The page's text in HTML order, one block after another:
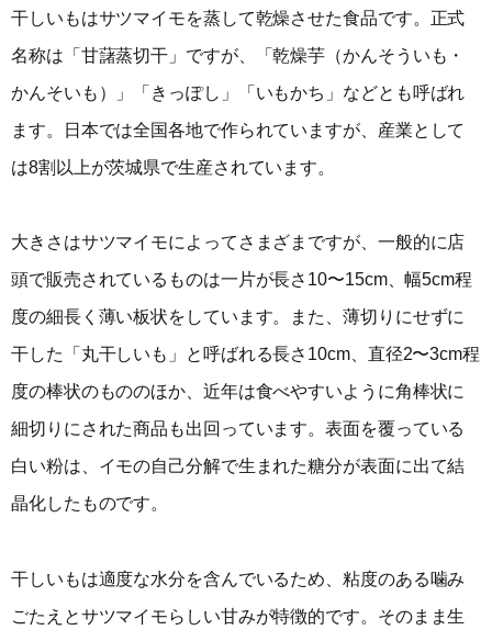
干しいもはサツマイモを蒸して乾燥させた食品です。正式
名称は「甘藷蒸切干」ですが、「乾燥芋（かんそういも・
かんそいも）」「きっぽし」「いもかち」などとも呼ばれ
ます。日本では全国各地で作られていますが、産業として
は8割以上が茨城県で生産されています。
大きさはサツマイモによってさまざまですが、一般的に店
頭で販売されているものは一片が長さ10〜15cm、幅5cm程
度の細長く薄い板状をしています。また、薄切りにせずに
干した「丸干しいも」と呼ばれる長さ10cm、直径2〜3cm程
度の棒状のもののほか、近年は食べやすいように角棒状に
細切りにされた商品も出回っています。表面を覆っている
白い粉は、イモの自己分解で生まれた糖分が表面に出て結
晶化したものです。
干しいもは適度な水分を含んでいるため、粘度のある噛み
ごたえとサツマイモらしい甘みが特徴的です。そのまま生